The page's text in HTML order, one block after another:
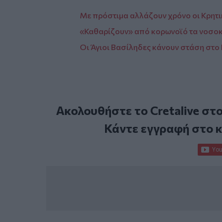
Με πρόστιμα αλλάζουν χρόνο οι
«Καθαρίζουν» από κορωνοϊό τα
Οι Άγιοι Βασίληδες κάνουν στάση
Ακολουθήστε το Cretalive
Κάντε εγγραφή στο